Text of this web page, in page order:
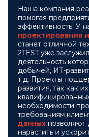
Наша компания
помогая
эффективность. У
проектирования
станет отличной
2TEST уже
деятельность
добычей, ИТ-
т.д. Проекты
развития, так как
необходимости
требованиям
данных позволяют
нарастить и